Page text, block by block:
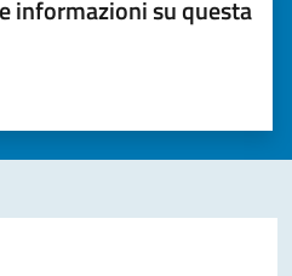
informazioni su questa
(da 1 a 5 stelle)
per valutare la chiarezza delle
su 5
5